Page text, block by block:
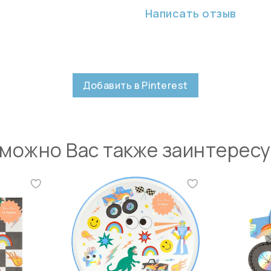
Написать отзыв
Добавить в Pinterest
Вас также